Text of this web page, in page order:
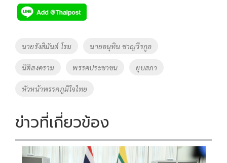
e
b
o
k
tt
er
p
y
k
Tags
นายรังสิมันต์ โรม นายอนุทิน ชาญวีรกูล
นิติสงคราม พรรคประชาชน ยุบสภา
หัวหน้าพรรคภูมิใจไทย
ข่าวที่เกี่ยวข้อง